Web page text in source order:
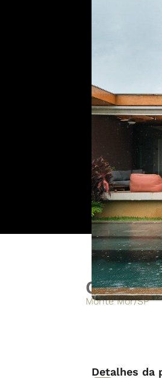
Casa
Monte Mor/SP
Detalhes da